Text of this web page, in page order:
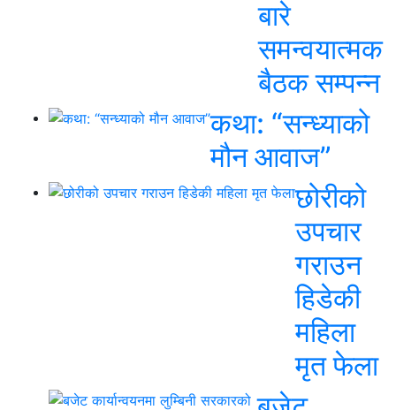
बारे
समन्वयात्मक
बैठक सम्पन्न
कथा: “सन्ध्याको
मौन आवाज”
छोरीको
उपचार
गराउन
हिडेकी
महिला
मृत फेला